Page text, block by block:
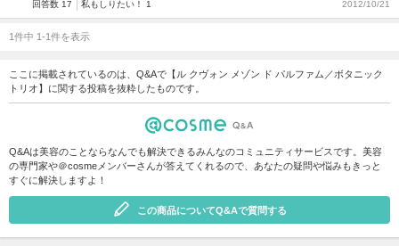
回答数 17 私もしりたい！ 1 2012/10/21
1件中 1-1件を表示
ここに掲載されているのは、Q&Aで【ル クヴォン メゾン ド パルファム／ボタニック
トリオ】に関する投稿を抜粋したものです。
Q&Aは美容のことならなんでも解決できるみんなのコミュニティサービスです。美容
の専門家や＠cosmeメンバーさんが答えてくれるので、あなたの疑問や悩みもきっと
すぐに解決しますよ！
この商品についてQ&Aで質問する